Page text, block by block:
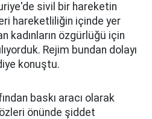
sivil bir hareketin
hareketliliğin içinde yer
kadınların özgürlüğü için
Rejim bundan dolayı
konuştu.
baskı aracı olarak
önünde şiddet